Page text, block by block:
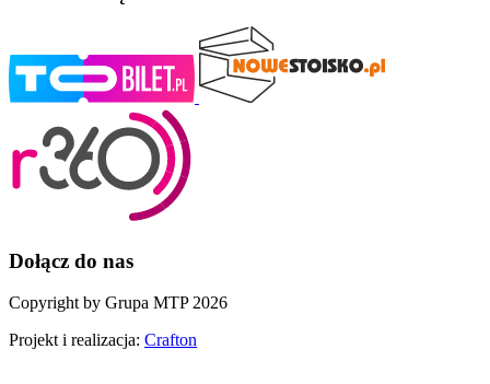
Dołącz do nas
Copyright by Grupa MTP 2026
Projekt i realizacja: Crafton